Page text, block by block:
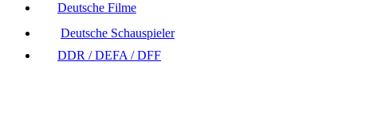
Deutsche Filme
Deutsche Schauspieler
DDR / DEFA / DFF